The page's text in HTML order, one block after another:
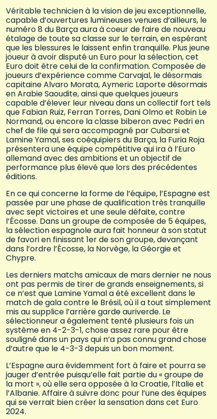
Véritable technicien à la vision de jeu exceptionnelle,
capable d’ouvertures lumineuses venues d’ailleurs, le
numéro 8 du Barça aura à coeur de faire de nouveau
étalage de toute sa classe sur le terrain, en espérant
que les blessures le laissent enfin tranquille. Plus jeune
joueur à avoir disputé un Euro pour la sélection, cet
Euro doit être celui de la confirmation. Composée de
joueurs d’expérience comme Carvajal, le désormais
capitaine Alvaro Morata, Aymeric Laporte désormais
en Arabie Saoudite, ainsi que quelques joueurs
capable d’élever leur niveau dans un collectif fort tels
que Fabian Ruiz, Ferran Torres, Dani Olmo et Robin Le
Normand, ou encore la classe biberon avec Pedri en
chef de file qui sera accompagné par Cubarsi et
Lamine Yamal, ses coéquipiers du Barça, la Furia Roja
présentera une équipe compétitive qui ira à l’Euro
allemand avec des ambitions et un objectif de
performance plus élevé que lors des précédentes
éditions.
En ce qui concerne la forme de l’équipe, l’Espagne est
passée par une phase de qualification très tranquille
avec sept victoires et une seule défaite, contre
l’Écosse. Dans un groupe de composée de 5 équipes,
la sélection espagnole aura fait honneur à son statut
de favori en finissant 1er de son groupe, devançant
dans l’ordre l’Écosse, la Norvège, la Géorgie et
Chypre.
Les derniers matchs amicaux de mars dernier ne nous
ont pas permis de tirer de grands enseignements, si
ce n’est que Lamine Yamal a été excellent dans le
match de gala contre le Brésil, où il a tout simplement
mis au supplice l’arrière garde auriverde. Le
sélectionneur a également tenté plusieurs fois un
système en 4-2-3-1, chose assez rare pour être
souligné dans un pays qui n’a pas connu grand chose
d’autre que le 4-3-3 depuis un bon moment.
L’Espagne aura évidemment fort à faire et pourra se
jauger d’entrée puisqu’elle fait partie du « groupe de
la mort », où elle sera opposée à la Croatie, l’Italie et
l’Albanie. Affaire à suivre donc pour l’une des équipes
qui se verrait bien créer la sensation dans cet Euro
2024.